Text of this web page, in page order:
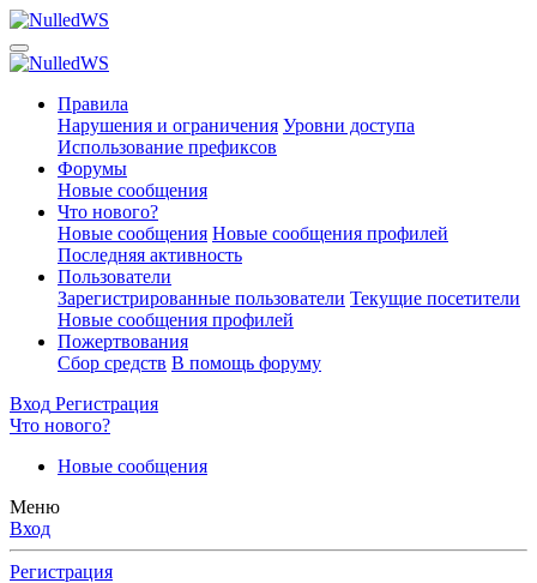
Правила
Нарушения и ограничения Уровни доступа
Использование префиксов
Форумы
Новые сообщения
Что нового?
Новые сообщения Новые сообщения профилей
Последняя активность
Пользователи
Зарегистрированные пользователи Текущие посетители
Новые сообщения профилей
Пожертвования
Сбор средств В помощь форуму
Вход Регистрация
Что нового?
Новые сообщения
Меню
Вход
Регистрация